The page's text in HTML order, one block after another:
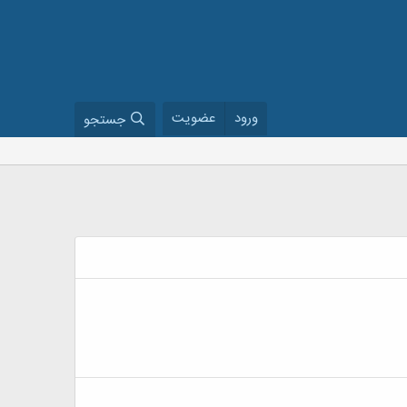
ورود عضویت جستجو